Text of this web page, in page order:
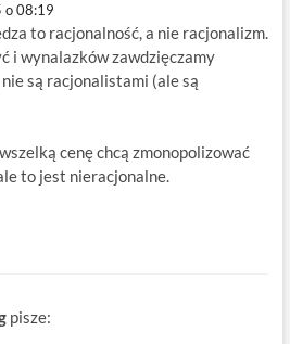
o 08:19
to racjonalność, a nie racjonalizm.
i wynalazków zawdzięczamy
są racjonalistami (ale są
cenę chcą zmonopolizować
to jest nieracjonalne.
pisze: